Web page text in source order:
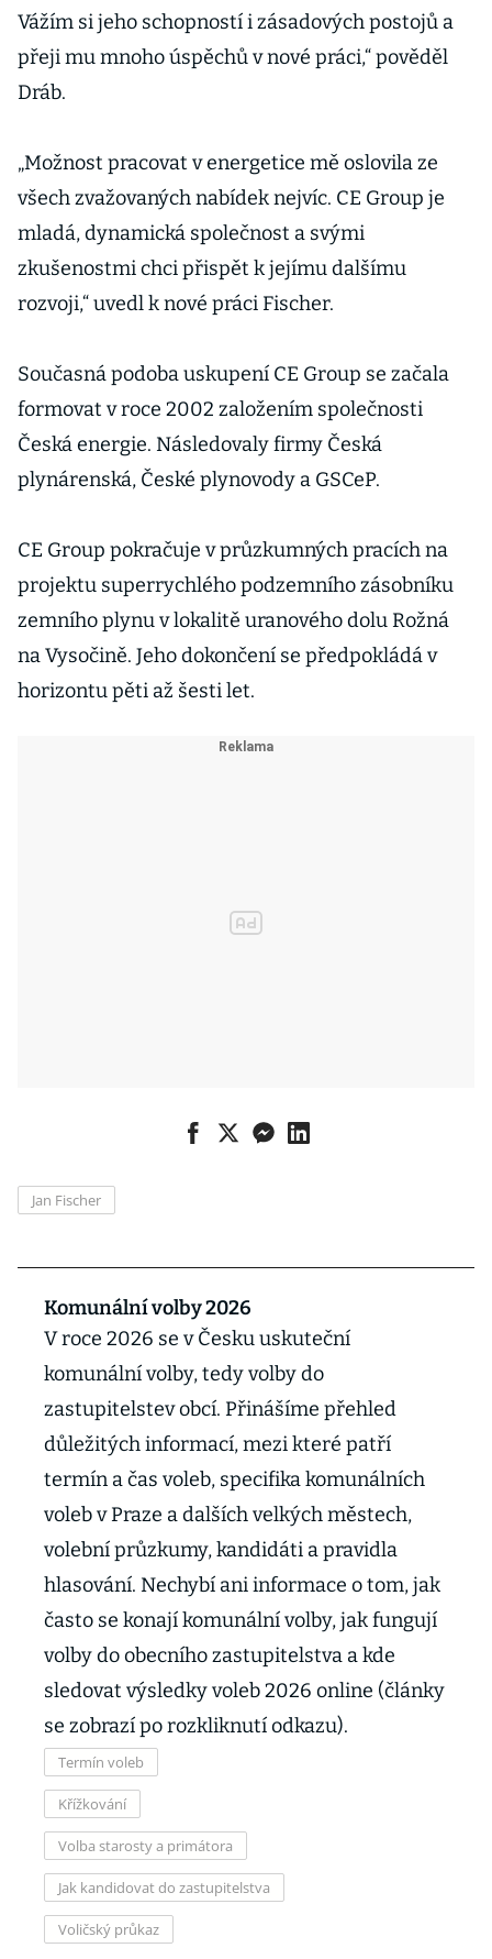
Vážím si jeho schopností i zásadových postojů a
přeji mu mnoho úspěchů v nové práci,“ pověděl
Dráb.
„Možnost pracovat v energetice mě oslovila ze
všech zvažovaných nabídek nejvíc. CE Group je
mladá, dynamická společnost a svými
zkušenostmi chci přispět k jejímu dalšímu
rozvoji,“ uvedl k nové práci Fischer.
Současná podoba uskupení CE Group se začala
formovat v roce 2002 založením společnosti
Česká energie. Následovaly firmy Česká
plynárenská, České plynovody a GSCeP.
CE Group pokračuje v průzkumných pracích na
projektu superrychlého podzemního zásobníku
zemního plynu v lokalitě uranového dolu Rožná
na Vysočině. Jeho dokončení se předpokládá v
horizontu pěti až šesti let.
Jan Fischer
Komunální volby 2026
V roce 2026 se v Česku uskuteční
komunální volby, tedy volby do
zastupitelstev obcí. Přinášíme přehled
důležitých informací, mezi které patří
termín a čas voleb, specifika komunálních
voleb v Praze a dalších velkých městech,
volební průzkumy, kandidáti a pravidla
hlasování. Nechybí ani informace o tom, jak
často se konají komunální volby, jak fungují
volby do obecního zastupitelstva a kde
sledovat výsledky voleb 2026 online (články
se zobrazí po rozkliknutí odkazu).
Termín voleb
Křížkování
Volba starosty a primátora
Jak kandidovat do zastupitelstva
Voličský průkaz